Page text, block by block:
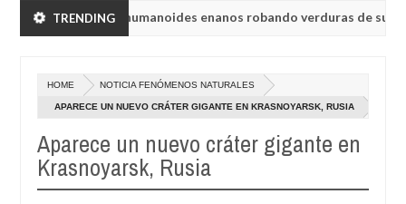
TRENDING
vieron a humanoides enanos robando verduras de sus
vieron a humanoides enanos robando verduras de sus
de radio rusa UVB-76, conocida como la radio del fin del mundo
HOME NOTICIA FENÓMENOS NATURALES
APARECE UN NUEVO CRÁTER GIGANTE EN KRASNOYARSK, RUSIA
Aparece un nuevo cráter gigante en
Krasnoyarsk, Rusia